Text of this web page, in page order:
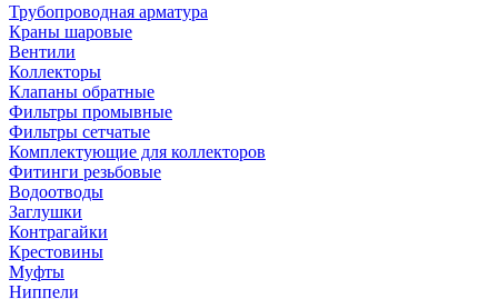
Трубопроводная арматура
Краны шаровые
Вентили
Коллекторы
Клапаны обратные
Фильтры промывные
Фильтры сетчатые
Комплектующие для коллекторов
Фитинги резьбовые
Водоотводы
Заглушки
Контрагайки
Крестовины
Муфты
Ниппели